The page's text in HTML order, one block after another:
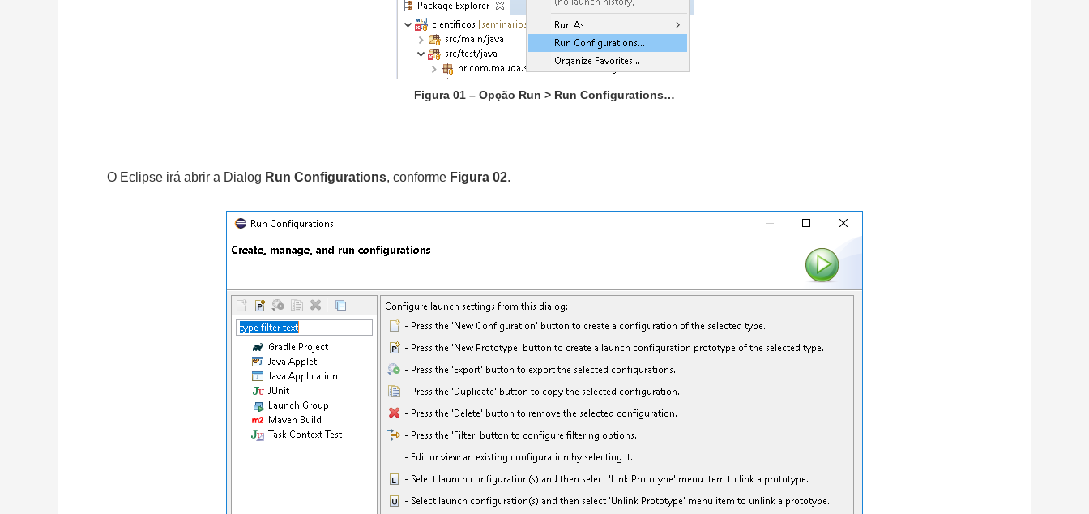
Figura 01 – Opção Run > Run Configurations…
O Eclipse irá abrir a Dialog Run Configurations, conforme Figura 02.